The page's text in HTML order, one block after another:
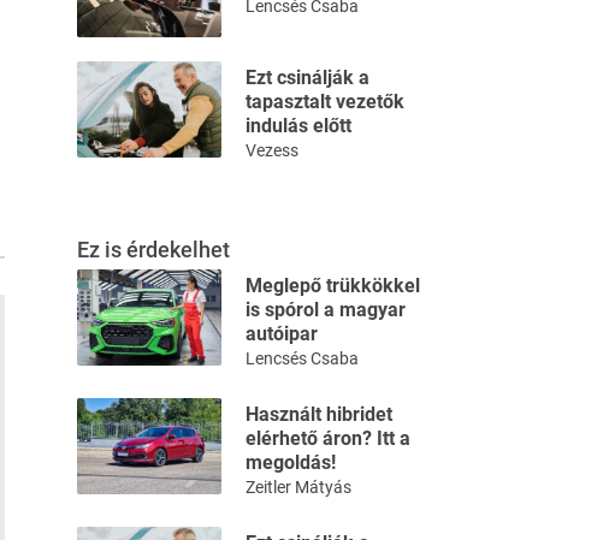
Lencsés Csaba
Ezt csinálják a
tapasztalt vezetők
indulás előtt
Vezess
Ez is érdekelhet
Meglepő trükkökkel
is spórol a magyar
autóipar
Lencsés Csaba
Használt hibridet
elérhető áron? Itt a
megoldás!
Zeitler Mátyás